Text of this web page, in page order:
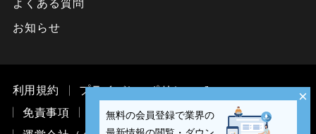
よくある質問
お知らせ
利用規約
プライバシーポリシー
免責事項
お問い合わせ
×
無料の会員登録で業界の